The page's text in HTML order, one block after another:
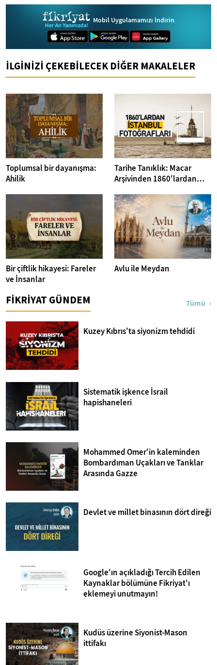
Mobil Uygulamamızı İndirin
İLGİNİZİ ÇEKEBİLECEK DİĞER MAKALELER
Toplumsal bir dayanışma:
Ahilik
Tarihe Tanıklık: Macar
Arşivinden 1860'lardan
Bir çiftlik hikayesi: Fareler
ve İnsanlar
Avlu ile Meydan
FİKRİYAT GÜNDEM Tümü
Kuzey Kıbrıs'ta siyonizm tehdidi
Sistematik işkence İsrail
hapishaneleri
Mohammed Omer'in kaleminden
Bombardıman Uçakları ve Tanklar
Arasında Gazze
Devlet ve millet binasının dört direği
Google'ın açıkladığı Tercih Edilen
Kaynaklar bölümüne Fikriyat'ı
eklemeyi unutmayın!
Kudüs üzerine Siyonist-Mason
ittifakı